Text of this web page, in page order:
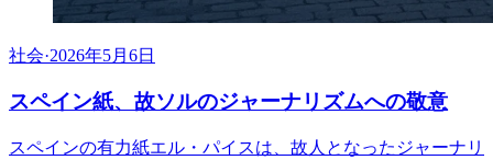
社会·2026年5月6日
スペイン紙、故ソルのジャーナリズムへの敬意
スペインの有力紙エル・パイスは、故人となったジャーナリ